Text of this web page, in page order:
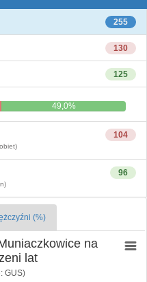
255
130
125
49,0%
104
96
(%)
na
lat
GUS)